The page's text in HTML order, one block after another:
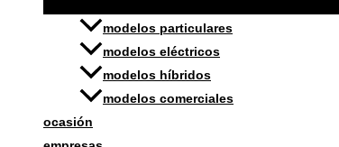
modelos particulares
modelos eléctricos
modelos híbridos
modelos comerciales
ocasión